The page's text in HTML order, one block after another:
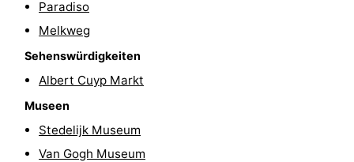
Städte
Sport
Radfahren
Wandern
Unterhaltung
Paradiso
Melkweg
Sehenswürdigkeiten
Albert Cuyp Markt
Museen
Stedelijk Museum
Van Gogh Museum